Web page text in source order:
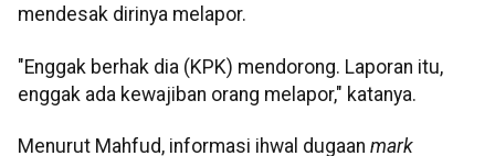
mendesak dirinya melapor.
"Enggak berhak dia (KPK) mendorong. Laporan itu,
enggak ada kewajiban orang melapor," katanya.
Menurut Mahfud, informasi ihwal dugaan mark